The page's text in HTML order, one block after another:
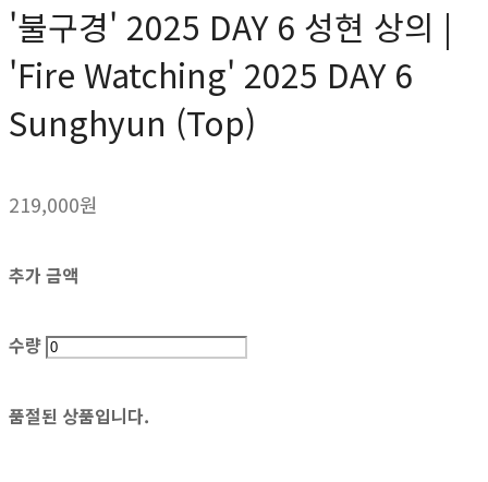
'불구경' 2025 DAY 6 성현 상의 |
'Fire Watching' 2025 DAY 6
Sunghyun (Top)
219,000원
추가 금액
수량
품절된 상품입니다.